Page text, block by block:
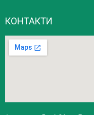
КОНТАКТИ